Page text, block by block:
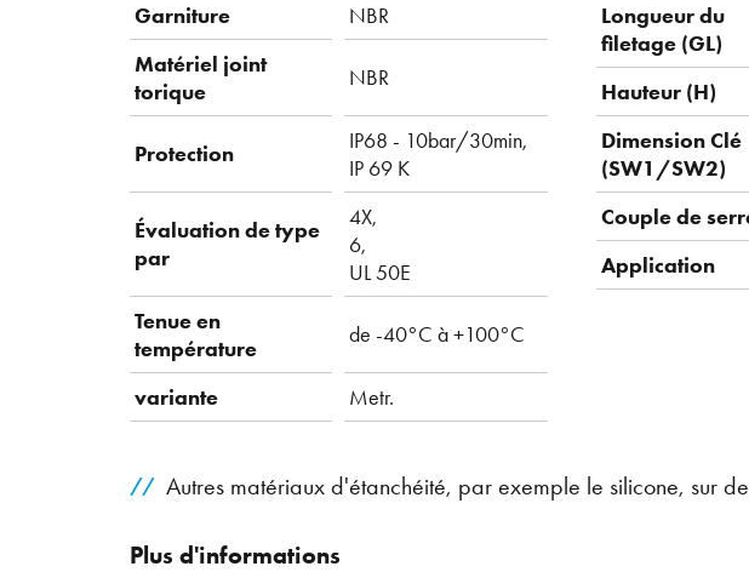
Garniture
NBR
Matériel joint
torique
NBR
Protection
IP68 - 10bar/30min,
IP 69 K
Évaluation de type
par
4X,
6,
UL 50E
Tenue en
température
de -40°C à +100°C
variante Metr.
Longueur du
filetage (GL)
Hauteur (H)
Dimension Clé
(SW1/SW2)
Couple de
Application
Autres matériaux d'étanchéité, par exemple le silicone, sur
Plus d'informations